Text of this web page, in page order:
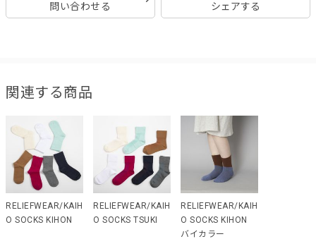
問い合わせる
シェアする
関連する商品
RELIEFWEAR/KAIH
O SOCKS KIHON
RELIEFWEAR/KAIH
O SOCKS TSUKI
RELIEFWEAR/KAIH
O SOCKS KIHON
バイカラー